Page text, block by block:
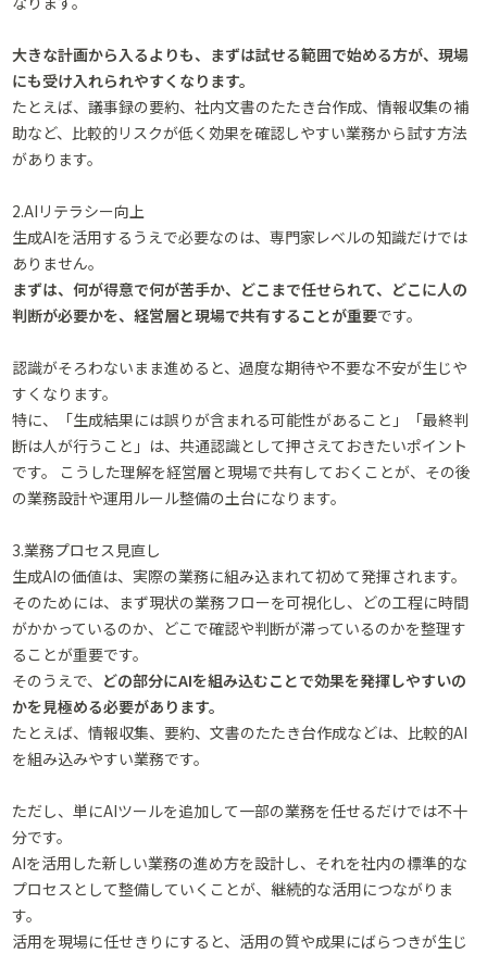
大きな計画から入るよりも、まずは試せる範囲で始める方が、現場
にも受け入れられやすくなります。
たとえば、議事録の要約、社内文書のたたき台作成、情報収集の補
助など、比較的リスクが低く効果を確認しやすい業務から試す方法
があります。
2.AIリテラシー向上
生成AIを活用するうえで必要なのは、専門家レベルの知識だけでは
ありません。
まずは、何が得意で何が苦手か、どこまで任せられて、どこに人の
判断が必要かを、経営層と現場で共有することが重要です。
認識がそろわないまま進めると、過度な期待や不要な不安が生じや
すくなります。
特に、「生成結果には誤りが含まれる可能性があること」「最終判
断は人が行うこと」は、共通認識として押さえておきたいポイント
です。 こうした理解を経営層と現場で共有しておくことが、その後
の業務設計や運用ルール整備の土台になります。
3.業務プロセス見直し
生成AIの価値は、実際の業務に組み込まれて初めて発揮されます。
そのためには、まず現状の業務フローを可視化し、どの工程に時間
がかかっているのか、どこで確認や判断が滞っているのかを整理す
ることが重要です。
そのうえで、 どの部分にAIを組み込むことで効果を発揮しやすいの
かを見極める必要があります。
たとえば、情報収集、要約、文書のたたき台作成などは、比較的AI
を組み込みやすい業務です。
ただし、単にAIツールを追加して一部の業務を任せるだけでは不十
分です。
AIを活用した新しい業務の進め方を設計し、それを社内の標準的な
プロセスとして整備していくことが、継続的な活用につながりま
す。
活用を現場に任せきりにすると、活用の質や成果にばらつきが生じ